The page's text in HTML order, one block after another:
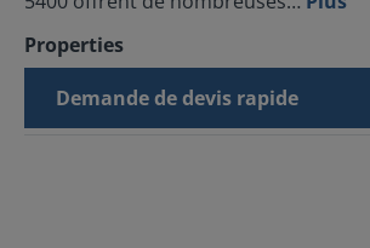
Properties
Demande de devis rapide